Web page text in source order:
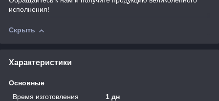
исполнения!
Скрыть
Характеристики
Основные
Время изготовления
1 дн